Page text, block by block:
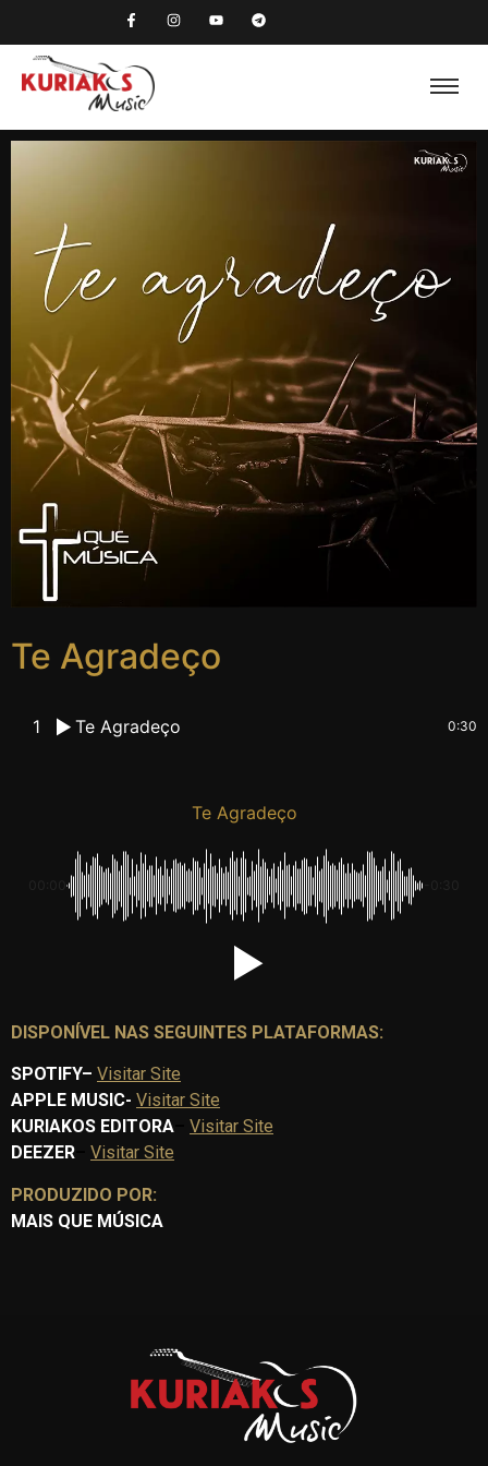
Te Agradeço
1 Te Agradeço 0:30
Te Agradeço
DISPONÍVEL NAS SEGUINTES PLATAFORMAS:
SPOTIFY– Visitar Site
APPLE MUSIC- Visitar Site
KURIAKOS EDITORA
Visitar Site
DEEZER
Visitar Site
PRODUZIDO POR:
MAIS QUE MÚSICA